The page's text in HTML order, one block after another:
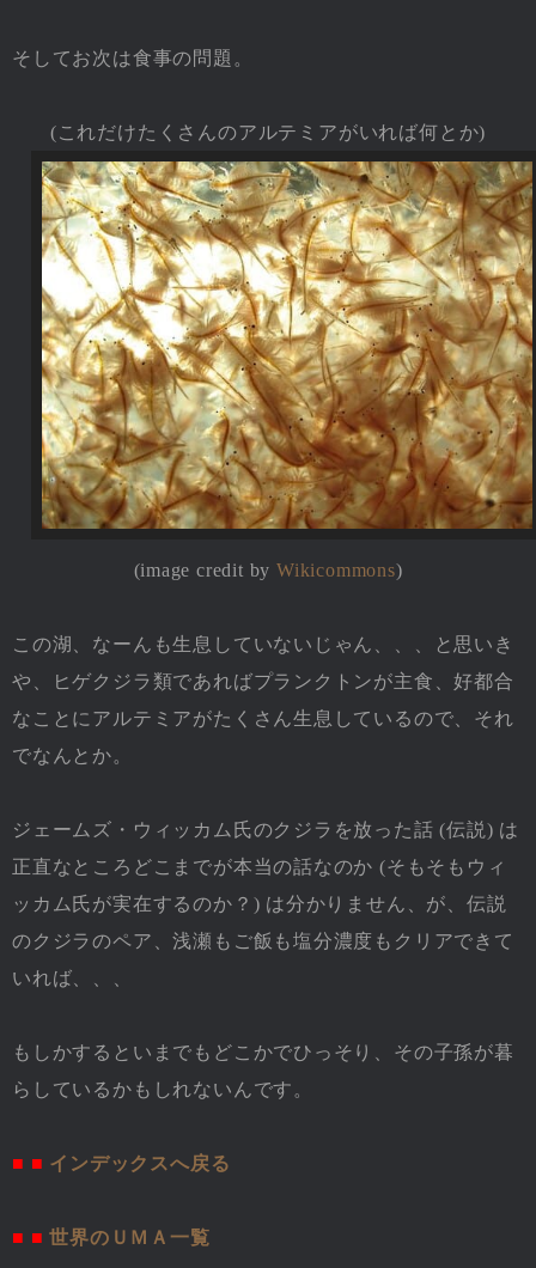
そしてお次は食事の問題。
(これだけたくさんのアルテミアがいれば何とか)
(image credit by Wikicommons)
この湖、なーんも生息していないじゃん、、、と思いき
や、ヒゲクジラ類であればプランクトンが主食、好都合
なことにアルテミアがたくさん生息しているので、それ
でなんとか。
ジェームズ・ウィッカム氏のクジラを放った話 (伝説) は
正直なところどこまでが本当の話なのか (そもそもウィ
ッカム氏が実在するのか？) は分かりません、が、伝説
のクジラのペア、浅瀬もご飯も塩分濃度もクリアできて
いれば、、、
もしかするといまでもどこかでひっそり、その子孫が暮
らしているかもしれないんです。
■ ■ インデックスへ戻る
■ ■ 世界のＵＭＡ一覧